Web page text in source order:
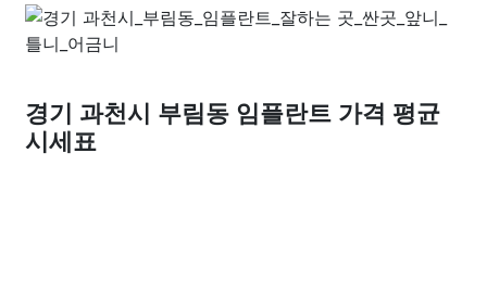
경기 과천시 부림동 임플란트 가격 평균
시세표